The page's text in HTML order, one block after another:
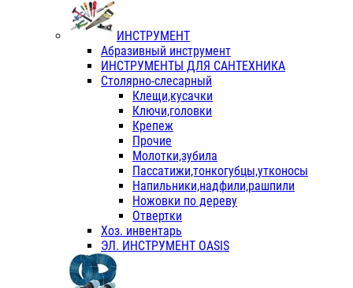
ИНСТРУМЕНТ
Абразивный инструмент
ИНСТРУМЕНТЫ ДЛЯ САНТЕХНИКА
Столярно-слесарный
Клещи,кусачки
Ключи,головки
Крепеж
Прочие
Молотки,зубила
Пассатижи,тонкогубцы,утконосы
Напильники,надфили,рашпили
Ножовки по дереву
Отвертки
Хоз. инвентарь
ЭЛ. ИНСТРУМЕНТ OASIS